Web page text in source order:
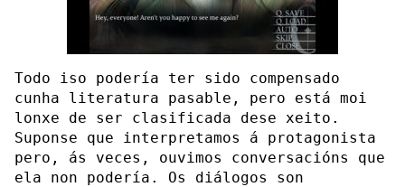
Todo iso podería ter sido compensado
cunha literatura pasable, pero está moi
lonxe de ser clasificada dese xeito.
Suponse que interpretamos á protagonista
pero, ás veces, ouvimos conversacións que
ela non podería. Os diálogos son